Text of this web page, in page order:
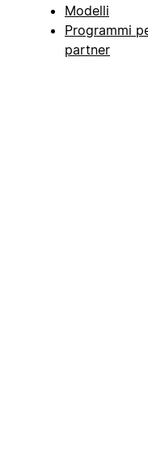
Modelli
Programmi
partner